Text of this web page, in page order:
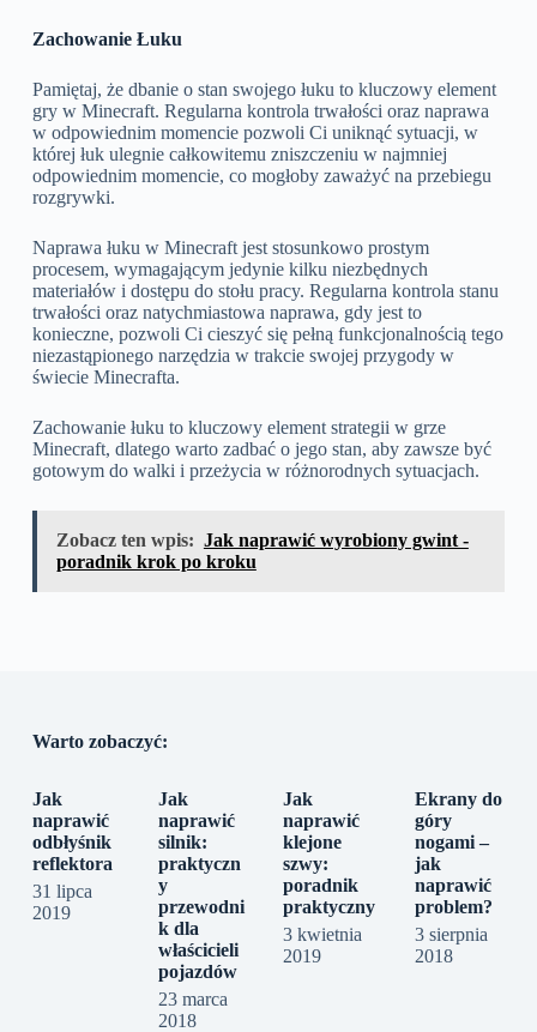
Zachowanie Łuku
Pamiętaj, że dbanie o stan swojego łuku to kluczowy element
gry w Minecraft. Regularna kontrola trwałości oraz naprawa
w odpowiednim momencie pozwoli Ci uniknąć sytuacji, w
której łuk ulegnie całkowitemu zniszczeniu w najmniej
odpowiednim momencie, co mogłoby zaważyć na przebiegu
rozgrywki.
Naprawa łuku w Minecraft jest stosunkowo prostym
procesem, wymagającym jedynie kilku niezbędnych
materiałów i dostępu do stołu pracy. Regularna kontrola stanu
trwałości oraz natychmiastowa naprawa, gdy jest to
konieczne, pozwoli Ci cieszyć się pełną funkcjonalnością tego
niezastąpionego narzędzia w trakcie swojej przygody w
świecie Minecrafta.
Zachowanie łuku to kluczowy element strategii w grze
Minecraft, dlatego warto zadbać o jego stan, aby zawsze być
gotowym do walki i przeżycia w różnorodnych sytuacjach.
Zobacz ten wpis: Jak naprawić wyrobiony gwint -
poradnik krok po kroku
Warto zobaczyć:
Jak
naprawić
odbłyśnik
reflektora
31 lipca
2019
Jak
naprawić
silnik:
praktyczn
y
przewodni
k dla
właścicieli
pojazdów
23 marca
2018
Jak
naprawić
klejone
szwy:
poradnik
praktyczny
3 kwietnia
2019
Ekrany do
góry
nogami –
jak
naprawić
problem?
3 sierpnia
2018